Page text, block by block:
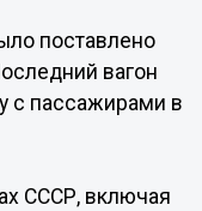
поставлено
вагон
с пассажирами в
СССР, включая